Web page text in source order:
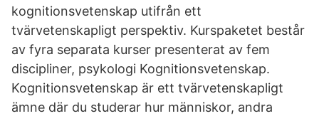
kognitionsvetenskap utifrån ett
tvärvetenskapligt perspektiv. Kurspaketet består
av fyra separata kurser presenterat av fem
discipliner, psykologi Kognitionsvetenskap.
Kognitionsvetenskap är ett tvärvetenskapligt
ämne där du studerar hur människor, andra